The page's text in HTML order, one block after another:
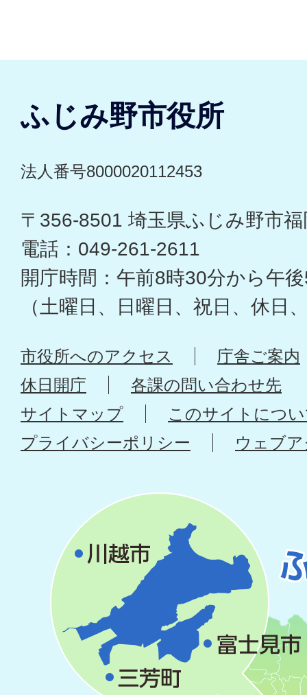
ふじみ野市役所
法人番号8000020112453
〒356-8501 埼玉県ふじみ野市
電話：049-261-2611
開庁時間：午前8時30分から午
（土曜日、日曜日、祝日、休日
市役所へのアクセス
庁舎ご案内
休日開庁
各課の問い合わせ先
サイトマップ
このサイトにつ
プライバシーポリシー
ウェブ